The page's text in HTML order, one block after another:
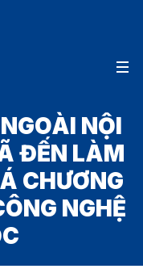
NỘI
ĐẾN LÀM
CHƯƠNG
NGHỆ